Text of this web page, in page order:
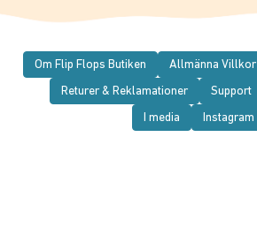
Om Flip Flops Butiken Allmänna Villkor
Returer & Reklamationer
Support
I media
Instagram